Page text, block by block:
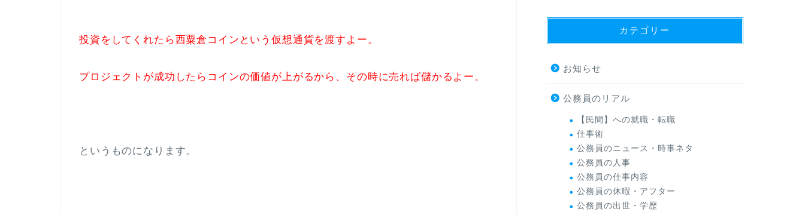
投資をしてくれたら西粟倉コインという仮想通貨を渡すよー。
プロジェクトが成功したらコインの価値が上がるから、その時に売れば儲かるよー。
というものになります。
カテゴリー
お知らせ
公務員のリアル
【民間】への就職・転職
仕事術
公務員のニュース・時事ネタ
公務員の人事
公務員の仕事内容
公務員の休暇・アフター
公務員の出世・学歴